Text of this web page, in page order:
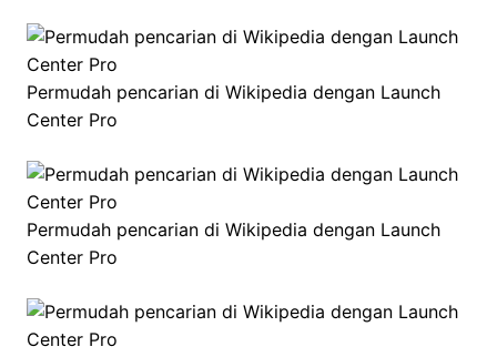
Permudah pencarian di Wikipedia dengan Launch
Center Pro
Permudah pencarian di Wikipedia dengan Launch
Center Pro